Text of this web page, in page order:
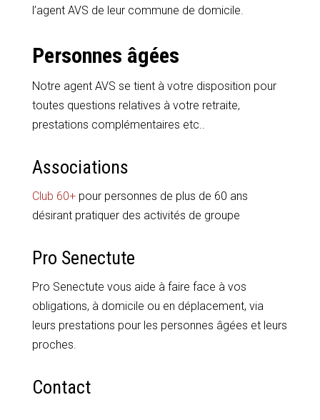
l’agent AVS de leur commune de domicile.
Personnes âgées
Notre agent AVS se tient à votre disposition pour
toutes questions relatives à votre retraite,
prestations complémentaires etc..
Associations
Club 60+pour personnes de plus de 60 ans
désirant pratiquer des activités de groupe
Pro Senectute
Pro Senectute vous aide à faire face à vos
obligations, à domicile ou en déplacement, via
leurs prestations pour les personnes âgées et leurs
proches.
Contact